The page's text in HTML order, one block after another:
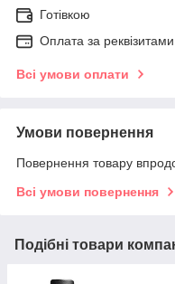
Готівкою
Оплата за реквізитами
Всі умови оплати
Умови повернення
Повернення товару
Всі умови повернення
Подібні товари